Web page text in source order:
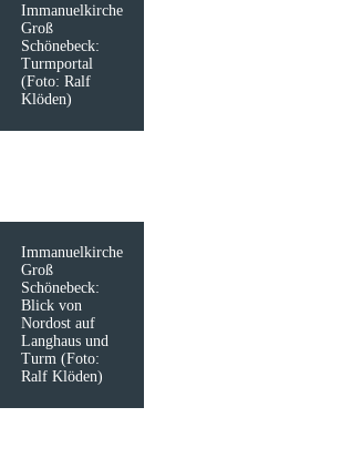
Immanuelkirche
Groß
Schönebeck:
Turmportal
(Foto: Ralf
Klöden)
Immanuelkirche
Groß
Schönebeck:
Blick von
Nordost auf
Langhaus und
Turm (Foto:
Ralf Klöden)